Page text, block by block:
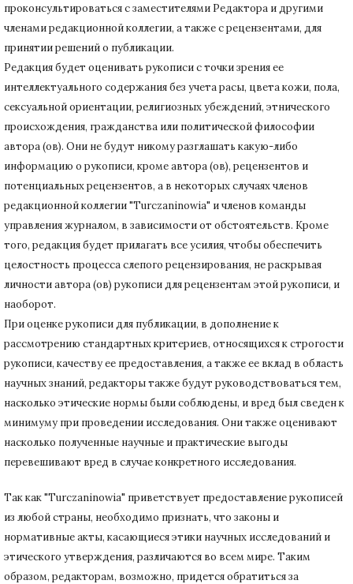
проконсультироваться с заместителями Редактора и другими
членами редакционной коллегии, а также с рецензентами, для
принятии решений о публикации.
Редакция будет оценивать рукописи с точки зрения ее
интеллектуального содержания без учета расы, цвета кожи, пола,
сексуальной ориентации, религиозных убеждений, этнического
происхождения, гражданства или политической философии
автора (ов). Они не будут никому разглашать какую-либо
информацию о рукописи, кроме автора (ов), рецензентов и
потенциальных рецензентов, а в некоторых случаях членов
редакционной коллегии "Turczaninowia" и членов команды
управления журналом, в зависимости от обстоятельств. Кроме
того, редакция будет прилагать все усилия, чтобы обеспечить
целостность процесса слепого рецензирования, не раскрывая
личности автора (ов) рукописи для рецензентам этой рукописи, и
наоборот.
При оценке рукописи для публикации, в дополнение к
рассмотрению стандартных критериев, относящихся к строгости
рукописи, качеству ее предоставления, а также ее вклад в область
научных знаний, редакторы также будут руководствоваться тем,
насколько этические нормы были соблюдены, и вред был сведен к
минимуму при проведении исследования. Они также оценивают
насколько полученные научные и практические выгоды
перевешивают вред в случае конкретного исследования.
Так как "Turczaninowia" приветствует предоставление рукописей
из любой страны, необходимо признать, что законы и
нормативные акты, касающиеся этики научных исследований и
этического утверждения, различаются во всем мире. Таким
образом, редакторам, возможно, придется обратиться за